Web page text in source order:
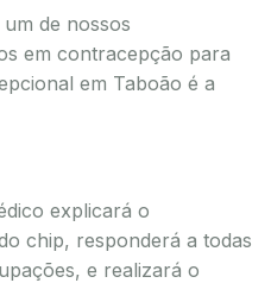
de nossos
em contracepção para
em Taboão é a
explicará o
chip, responderá a todas
e realizará o